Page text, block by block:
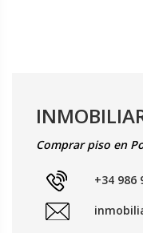
Comprar piso en
+34 986